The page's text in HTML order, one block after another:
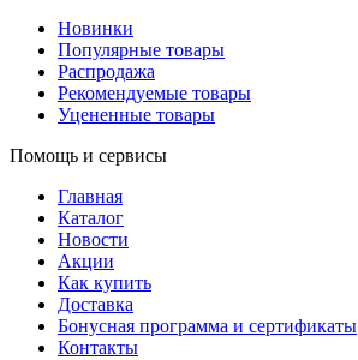
Новинки
Популярные товары
Распродажа
Рекомендуемые товары
Уцененные товары
Помощь и сервисы
Главная
Каталог
Новости
Акции
Как купить
Доставка
Бонусная программа и сертификаты
Контакты